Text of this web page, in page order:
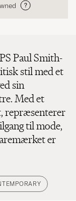
Paul Smith-
stil med et
sin
Med et
repræsenterer
til mode,
er